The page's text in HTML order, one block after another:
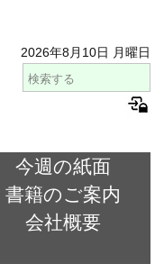
2026年8月10日 月曜日
今週の紙面
書籍のご案内
会社概要